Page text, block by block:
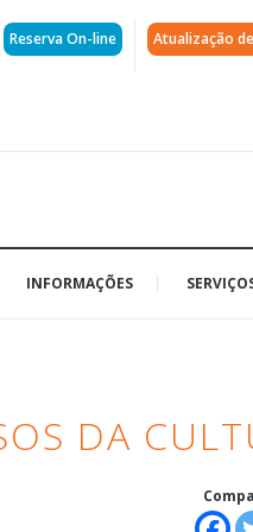
Reserva On-line Atualização
INFORMAÇÕES
DA